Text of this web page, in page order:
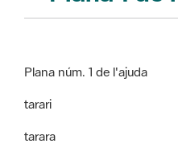
Plana núm. 1 de l'ajuda
tarari
tarara